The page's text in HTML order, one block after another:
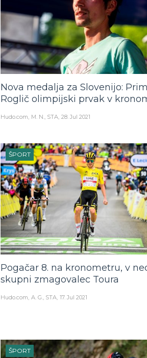
Nova medalja za Slovenijo:
Roglič olimpijski prvak v
Hudo.com M. N., STA 28. Jul 2021
ŠPORT
Pogačar 8. na kronometru, v
skupni zmagovalec Toura
Hudo.com A. G., STA 17. Jul 2021
ŠPORT